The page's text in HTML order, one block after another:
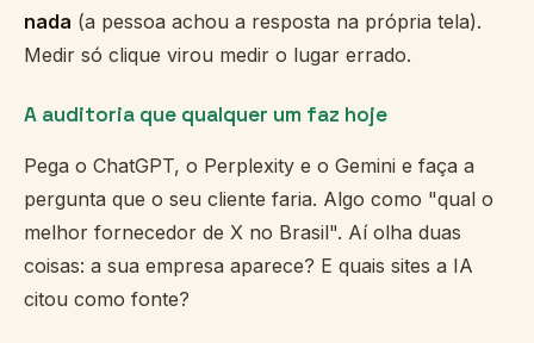
nada (a pessoa achou a resposta na própria tela).
Medir só clique virou medir o lugar errado.
A auditoria que qualquer um faz hoje
Pega o ChatGPT, o Perplexity e o Gemini e faça a
pergunta que o seu cliente faria. Algo como "qual o
melhor fornecedor de X no Brasil". Aí olha duas
coisas: a sua empresa aparece? E quais sites a IA
citou como fonte?